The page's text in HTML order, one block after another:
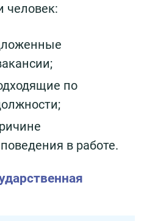
человек:
по
в работе.